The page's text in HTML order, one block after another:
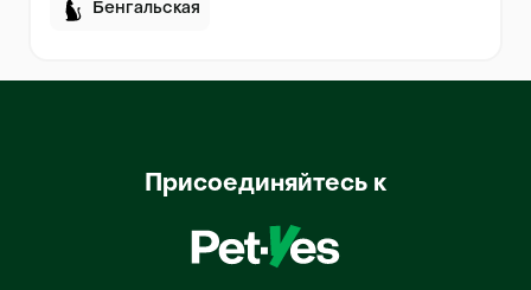
Бенгальская
Присоединяйтесь к